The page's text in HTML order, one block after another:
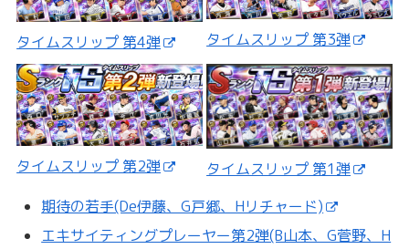
タイムスリップ 第4弾 タイムスリップ 第3弾
タイムスリップ 第2弾
タイムスリップ 第1弾
期待の若手(De伊藤、G戸郷、Hリチャード)
エキサイティングプレーヤー第2弾(B山本、G菅野、H